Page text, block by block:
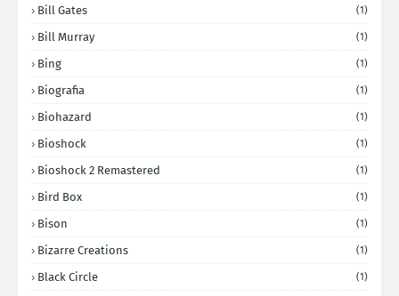
Bill Gates (1)
Bill Murray (1)
Bing (1)
Biografia (1)
Biohazard (1)
Bioshock (1)
Bioshock 2 Remastered (1)
Bird Box (1)
Bison (1)
Bizarre Creations (1)
Black Circle (1)